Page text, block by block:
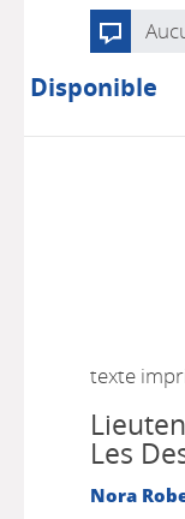
Disponible
texte
Les
Nora